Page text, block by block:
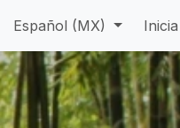
Español (MX)